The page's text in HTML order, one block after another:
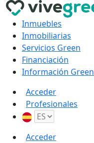
Inmuebles
Inmobiliarias
Servicios Green
Financiación
Información Green
Acceder
Profesionales
Acceder